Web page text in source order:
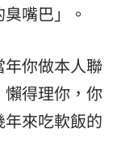
嘴巴」。
你做本人聯
得理你，你
來吃軟飯的